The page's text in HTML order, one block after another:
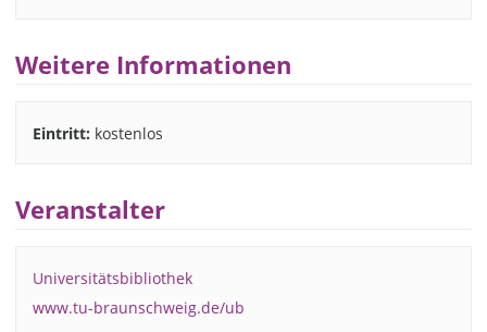
Weitere Informationen
Eintritt: kostenlos
Veranstalter
Universitätsbibliothek
www.tu-braunschweig.de/ub